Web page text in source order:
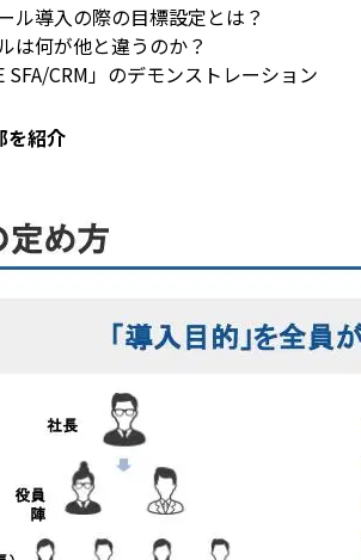
ル導入の際の目標設定とは？
は何が他と違うのか？
SFA/CRM」のデモンストレーション
紹介